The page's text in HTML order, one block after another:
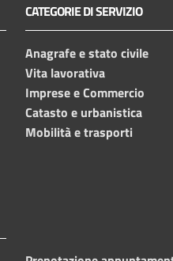
CATEGORIE DI SERVIZIO
Anagrafe e stato civile
Vita lavorativa
Imprese e Commercio
Catasto e urbanistica
Mobilità e trasporti